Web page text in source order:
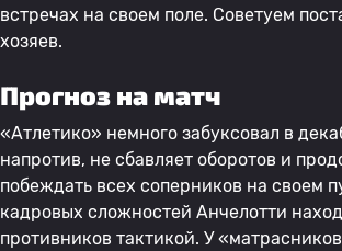
встречах на своем поле. Советуем
хозяев.
Прогноз на матч
«Атлетико» немного забуксовал в
напротив, не сбавляет оборотов и
побеждать всех соперников на своем
кадровых сложностей Анчелотти
противников тактикой. У